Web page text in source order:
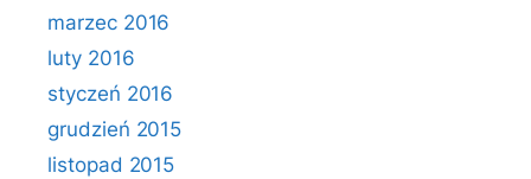
marzec 2016
luty 2016
styczeń 2016
grudzień 2015
listopad 2015